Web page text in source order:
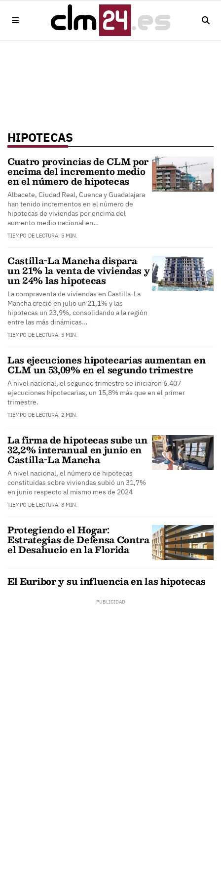
HIPOTECAS
Cuatro provincias de CLM por
encima del incremento medio
en el número de hipotecas
Albacete, Ciudad Real, Cuenca y Guadalajara
han tenido incrementos en el número de
hipotecas de viviendas por encima del
aumento medio nacional en…
TIEMPO DE LECTURA: 5 MIN.
Castilla-La Mancha dispara
un 21% la venta de viviendas y
un 24% las hipotecas
La compraventa de viviendas en Castilla-La
Mancha creció en julio un 21,1% y las
hipotecas un 23,9%, consolidando a la región
entre las más dinámicas…
TIEMPO DE LECTURA: 5 MIN.
Las ejecuciones hipotecarias aumentan en
CLM un 53,09% en el segundo trimestre
A nivel nacional, el segundo trimestre se iniciaron 6.407
ejecuciones hipotecarias, un 15,8% más que en el primer
trimestre.
TIEMPO DE LECTURA: 2 MIN.
La firma de hipotecas sube un
32,2% interanual en junio en
Castilla-La Mancha
A nivel nacional, el número de hipotecas
constituidas sobre viviendas subió un 31,7%
en junio respecto al mismo mes de 2024
TIEMPO DE LECTURA: 8 MIN.
Protegiendo el Hogar:
Estrategias de Defensa Contra
el Desahucio en la Florida
El Euribor y su influencia en las hipotecas